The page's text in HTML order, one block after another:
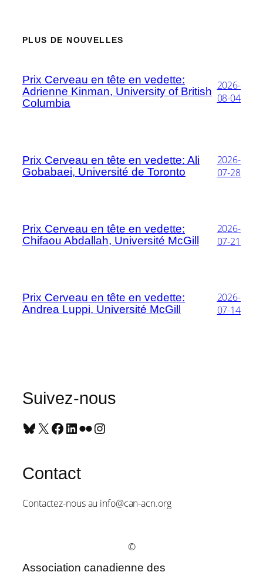
PLUS DE NOUVELLES
Prix Cerveau en tête en vedette:
Adrienne Kinman, University of British
Columbia
2026-
08-04
Prix Cerveau en tête en vedette: Ali
Gobabaei, Université de Toronto
2026-
07-28
Prix Cerveau en tête en vedette:
Chifaou Abdallah, Université McGill
2026-
07-21
Prix Cerveau en tête en vedette:
Andrea Luppi, Université McGill
2026-
07-14
Suivez-nous
Bluesky X Facebook LinkedIn Flickr Instagram
Contact
Contactez-nous au info@can-acn.org
©
Association canadienne des